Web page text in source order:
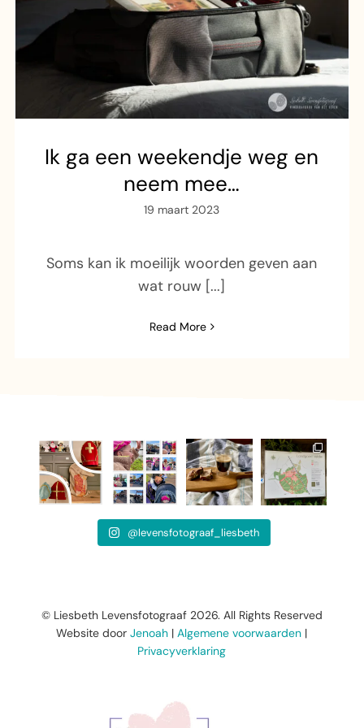
Ik ga een weekendje weg en
neem mee…
19 maart 2023
Soms kan ik moeilijk woorden geven aan
wat rouw [...]
Read More
@levensfotograaf_liesbeth
© Liesbeth Levensfotograaf 2026. All Rights Reserved
Website doorJenoah |Algemene voorwaarden |
Privacyverklaring